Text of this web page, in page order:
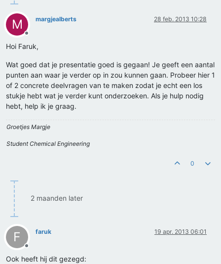
M
Offline
margjealberts 28 feb. 2013 10:28
Hoi Faruk,
Wat goed dat je presentatie goed is gegaan! Je geeft een aantal
punten aan waar je verder op in zou kunnen gaan. Probeer hier 1
of 2 concrete deelvragen van te maken zodat je echt een los
stukje hebt wat je verder kunt onderzoeken. Als je hulp nodig
hebt, help ik je graag.
Groetjes Margje
Student Chemical Engineering
0
2 maanden later
F
Offline
faruk 19 apr. 2013 06:01
Ook heeft hij dit gezegd: